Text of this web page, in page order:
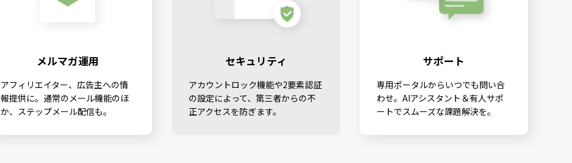
メルマガ運用
アフィリエイター、広告主への情
報提供に。通常のメール機能のほ
か、ステップメール配信も。
セキュリティ
アカウントロック機能や2要素認証
の設定によって、第三者からの不
正アクセスを防ぎます。
サポート
専用ポータルからいつでも問い合
わせ。AIアシスタント＆有人サポ
ートでスムーズな課題解決を。